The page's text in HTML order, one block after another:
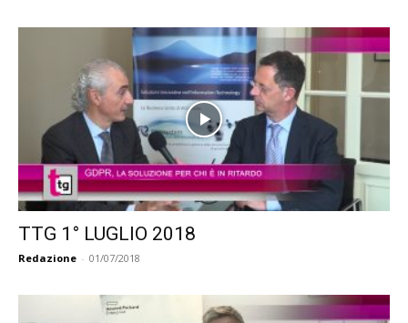
TTG 1° LUGLIO 2018
Redazione - 01/07/2018